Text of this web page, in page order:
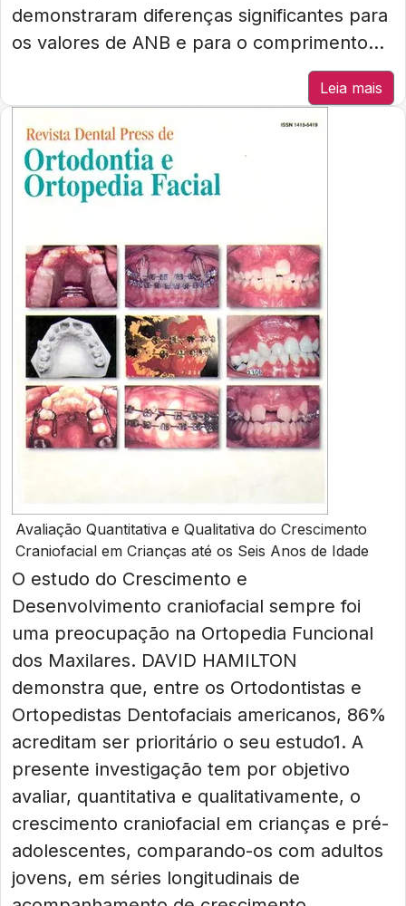
demonstraram diferenças significantes para
os valores de ANB e para o comprimento...
Leia mais
Avaliação Quantitativa e Qualitativa do Crescimento
Craniofacial em Crianças até os Seis Anos de Idade
O estudo do Crescimento e
Desenvolvimento craniofacial sempre foi
uma preocupação na Ortopedia Funcional
dos Maxilares. DAVID HAMILTON
demonstra que, entre os Ortodontistas e
Ortopedistas Dentofaciais americanos, 86%
acreditam ser prioritário o seu estudo1. A
presente investigação tem por objetivo
avaliar, quantitativa e qualitativamente, o
crescimento craniofacial em crianças e pré-
adolescentes, comparando-os com adultos
jovens, em séries longitudinais de